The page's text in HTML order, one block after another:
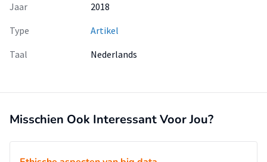
Jaar
2018
Type
Artikel
Taal
Nederlands
Misschien Ook Interessant Voor Jou?